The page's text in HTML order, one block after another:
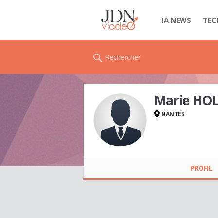
IA NEWS
Rechercher
Marie
NANTES
PROFIL